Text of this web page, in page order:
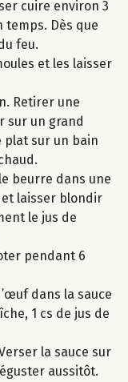
cuire environ 3
temps. Dès que
feu.
et les laisser
Retirer une
sur un grand
plat sur un bain
beurre dans une
laisser blondir
le jus de
pendant 6
dans la sauce
1 cs de jus de
la sauce sur
aussitôt.